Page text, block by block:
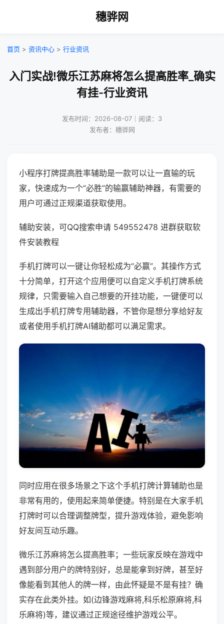
穗骅网
首页 > 资讯中心 > 行业资讯
入门实战!微乐江苏麻将怎么提高胜率_确实
有挂-行业资讯
发布时间：2026-08-07｜阅读：3
发布者：穗骅网
小程序打牌提高胜率辅助是一款可以让一直输的玩
家，快速成为一个“必胜”的输赢辅助神器，有需要的
用户可通过正规渠道获取使用。
辅助安装，可QQ搜索申请 549552478 进群获取软
件安装教程
手机打牌可以一键让你轻松成为“必赢”。其操作方式
十分简单，打开这个应用便可以自定义手机打牌系统
规律，只需要输入自己想要的开挂功能，一键便可以
生成出手机打牌专用辅助器，不管你是想分享给好友
或者使用手机打牌AI辅助都可以满足需求。
同时应用在很多场景之下这个手机打牌计算辅助也是
非常有用的，使用起来简单便捷。特别是在大家手机
打牌时可以合理调整牌型，提升游戏体验，避免影响
好友间互动乐趣。
微乐江苏麻将怎么提高胜率；一些玩家反映在游戏中
遇到部分用户的牌特别好，总是能拿到好牌，甚至好
像能看到其他人的牌一样，由此怀疑是不是有挂？确
实存在此类外挂。如(边锋游戏麻将,科乐松原麻将,科
乐麻将)等，建议通过正规途径维护游戏公平。